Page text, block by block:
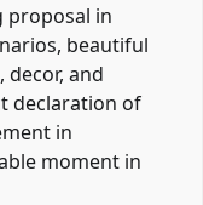
proposal in
beautiful
and
declaration of
in
moment in